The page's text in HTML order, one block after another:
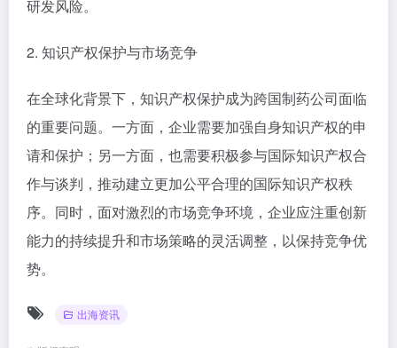
研发风险。
2. 知识产权保护与市场竞争
在全球化背景下，知识产权保护成为跨国制药公司面临
的重要问题。一方面，企业需要加强自身知识产权的申
请和保护；另一方面，也需要积极参与国际知识产权合
作与谈判，推动建立更加公平合理的国际知识产权秩
序。同时，面对激烈的市场竞争环境，企业应注重创新
能力的持续提升和市场策略的灵活调整，以保持竞争优
势。
出海资讯